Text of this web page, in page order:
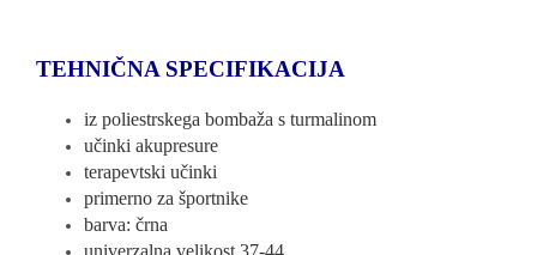
TEHNIČNA SPECIFIKACIJA
iz poliestrskega bombaža s turmalinom
učinki akupresure
terapevtski učinki
primerno za športnike
barva: črna